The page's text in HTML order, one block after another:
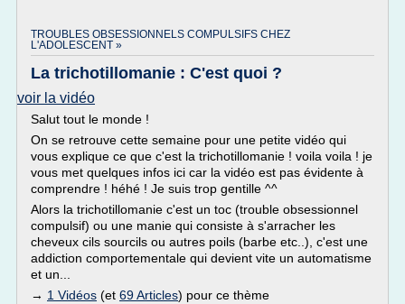
TROUBLES OBSESSIONNELS COMPULSIFS CHEZ
L'ADOLESCENT »
La trichotillomanie : C'est quoi ?
voir la vidéo
Salut tout le monde !
On se retrouve cette semaine pour une petite vidéo qui
vous explique ce que c'est la trichotillomanie ! voila voila ! je
vous met quelques infos ici car la vidéo est pas évidente à
comprendre ! héhé ! Je suis trop gentille ^^
Alors la trichotillomanie c'est un toc (trouble obsessionnel
compulsif) ou une manie qui consiste à s'arracher les
cheveux cils sourcils ou autres poils (barbe etc..), c'est une
addiction comportementale qui devient vite un automatisme
et un...
→ 1 Vidéos (et 69 Articles) pour ce thème